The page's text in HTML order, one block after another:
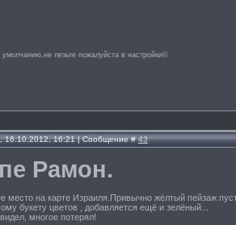
лезьте пожалуйста в настройки©
16.10.2012, 16:21 | Сообщение #43
Рамон.
место на карте Израиля.Привычно жёлтый пейзаж
букету цветов , добавляется ещё и зелёный...
многое потерял!